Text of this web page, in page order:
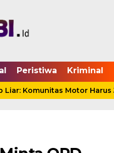
Peristiwa Kriminal
Komunitas Motor Harus